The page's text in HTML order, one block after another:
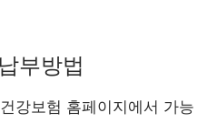
부방법
강보험 홈페이지에서 가능